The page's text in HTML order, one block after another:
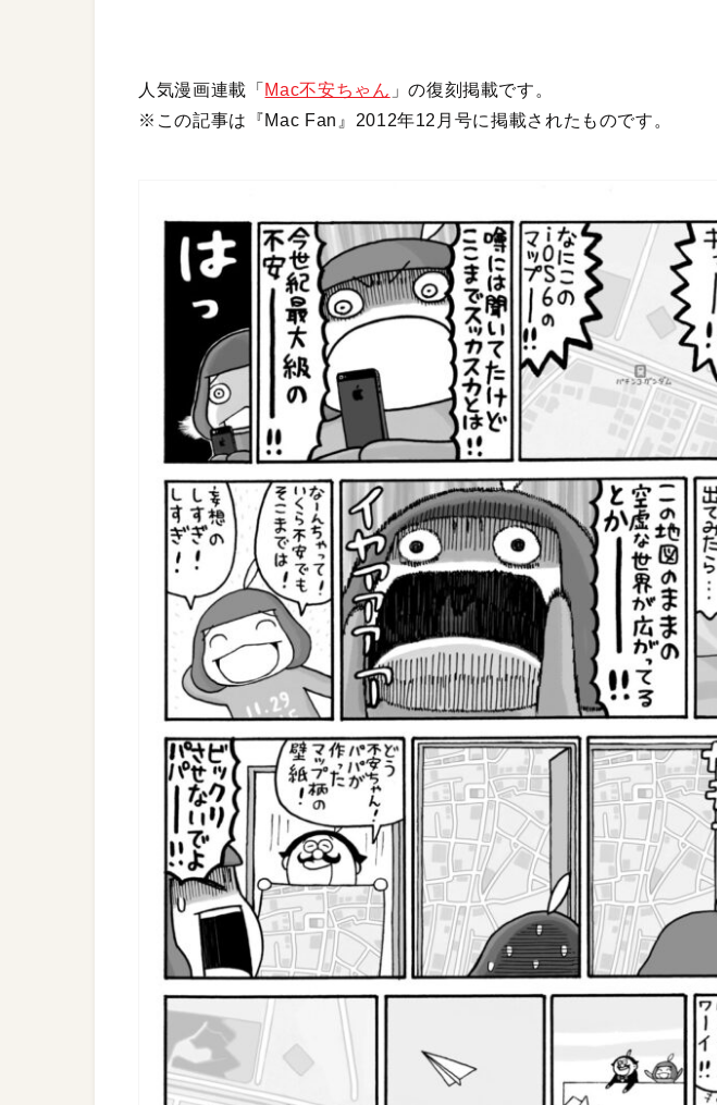
人気漫画連載「 Mac不安ちゃん 」の復刻掲載です。
※この記事は『Mac Fan』2012年12月号に掲載されたものです。